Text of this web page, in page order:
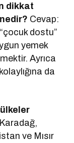
dikkat
Cevap:
dostu”
yemek
Ayrıca
da
ve Mısır